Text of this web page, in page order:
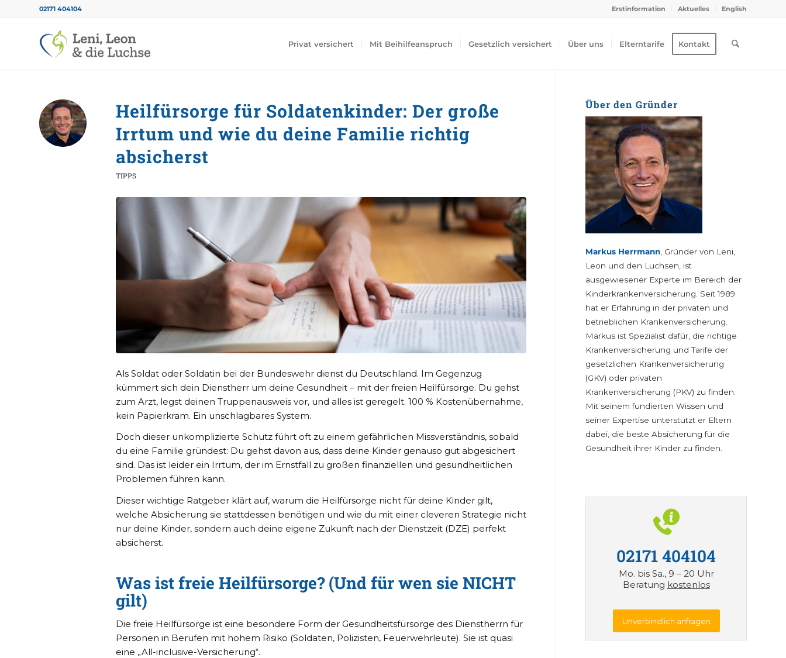
Erstinformation Aktuelles English
02171 404104
Privat versichert Mit Beihilfeanspruch Gesetzlich versichert Über uns Elterntarife Kontakt
Heilfürsorge für Soldatenkinder: Der große
Irrtum und wie du deine Familie richtig
absicherst
TIPPS
Als Soldat oder Soldatin bei der Bundeswehr dienst du Deutschland. Im Gegenzug
kümmert sich dein Dienstherr um deine Gesundheit – mit der freien Heilfürsorge. Du gehst
zum Arzt, legst deinen Truppenausweis vor, und alles ist geregelt. 100 % Kostenübernahme,
kein Papierkram. Ein unschlagbares System.
Doch dieser unkomplizierte Schutz führt oft zu einem gefährlichen Missverständnis, sobald
du eine Familie gründest: Du gehst davon aus, dass deine Kinder genauso gut abgesichert
sind. Das ist leider ein Irrtum, der im Ernstfall zu großen finanziellen und gesundheitlichen
Problemen führen kann.
Dieser wichtige Ratgeber klärt auf, warum die Heilfürsorge nicht für deine Kinder gilt,
welche Absicherung sie stattdessen benötigen und wie du mit einer cleveren Strategie nicht
nur deine Kinder, sondern auch deine eigene Zukunft nach der Dienstzeit (DZE) perfekt
absicherst.
Was ist freie Heilfürsorge? (Und für wen sie NICHT
gilt)
Die freie Heilfürsorge ist eine besondere Form der Gesundheitsfürsorge des Dienstherrn für
Personen in Berufen mit hohem Risiko (Soldaten, Polizisten, Feuerwehrleute). Sie ist quasi
eine „All-inclusive-Versicherung“.
Über den Gründer
Markus Herrmann , Gründer von Leni,
Leon und den Luchsen, ist
ausgewiesener Experte im Bereich der
Kinderkrankenversicherung. Seit 1989
hat er Erfahrung in der privaten und
betrieblichen Krankenversicherung.
Markus ist Spezialist dafür, die richtige
Krankenversicherung und Tarife der
gesetzlichen Krankenversicherung
(GKV) oder privaten
Krankenversicherung (PKV) zu finden.
Mit seinem fundierten Wissen und
seiner Expertise unterstützt er Eltern
dabei, die beste Absicherung für die
Gesundheit ihrer Kinder zu finden.
02171 404104
Mo. bis Sa., 9 – 20 Uhr
Beratung kostenlos
Unverbindlich anfragen